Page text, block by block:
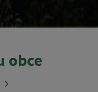
obce